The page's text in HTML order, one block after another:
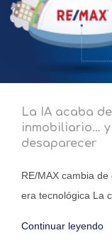
La IA acaba
inmobiliario…
desaparecer
RE/MAX cambia
era tecnológica La
Continuar leyendo